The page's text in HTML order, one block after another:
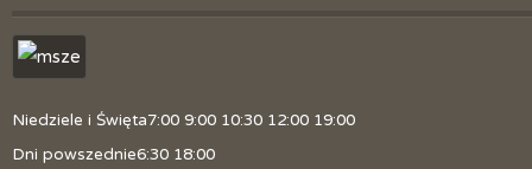
Niedziele i Święta7:00 9:00 10:30 12:00 19:00
Dni powszednie6:30 18:00